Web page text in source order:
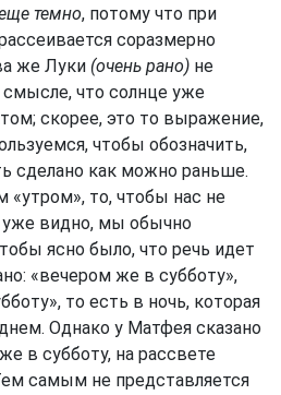
темно, потому что при
соразмерно
же Луки (очень рано) не
что солнце уже
скорее, это то выражение,
чтобы обозначить,
сделано как можно раньше.
«утром», то, чтобы нас не
уже видно, мы обычно
ясно было, что речь идет
«вечером же в субботу»,
то есть в ночь, которая
Однако у Матфея сказано
в субботу, на рассвете
самым не представляется